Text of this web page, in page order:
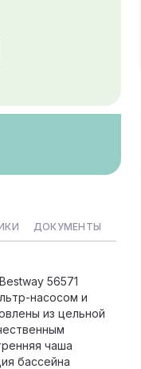
ДОКУМЕНТЫ
56571
насосом и
из цельной
чаша
бассейна